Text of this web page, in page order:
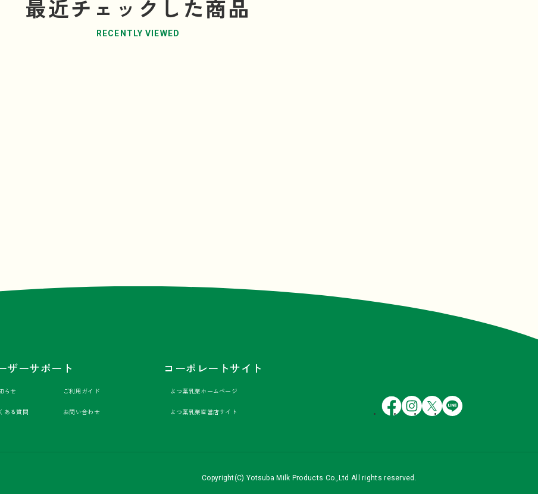
最近チェックした商品
RECENTLY VIEWED
ザーサポート
らせ ご利用ガイド
ある質問 お問い合わせ
コーポレートサイト
よつ葉乳業ホームページ
よつ葉乳業直営店サイト
Copyright(C) Yotsuba Milk Products Co.,Ltd All rights reserved.